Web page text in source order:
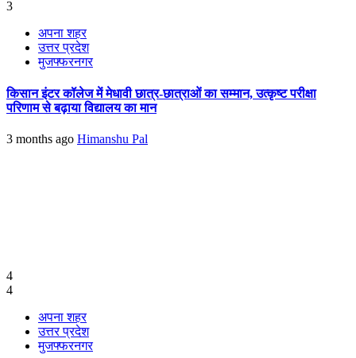
3
अपना शहर
उत्तर प्रदेश
मुजफ्फरनगर
किसान इंटर कॉलेज में मेधावी छात्र-छात्राओं का सम्मान, उत्कृष्ट परीक्षा
परिणाम से बढ़ाया विद्यालय का मान
3 months ago Himanshu Pal
4
4
अपना शहर
उत्तर प्रदेश
मुजफ्फरनगर